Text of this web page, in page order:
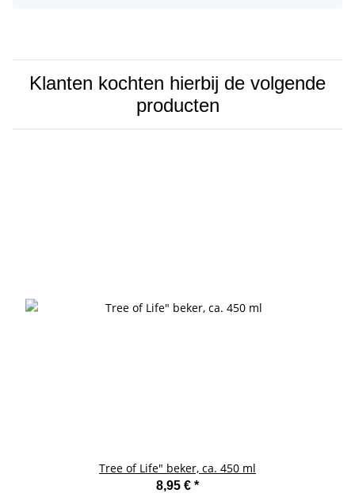
Klanten kochten hierbij de volgende
producten
Tree of Life" beker, ca. 450 ml
8,95 € *